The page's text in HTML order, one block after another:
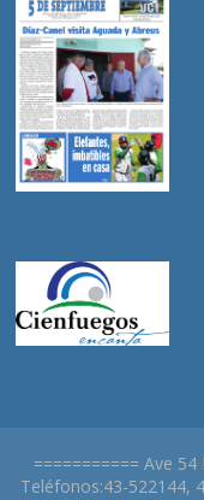
=========== Ave
Teléfonos:43-522144,